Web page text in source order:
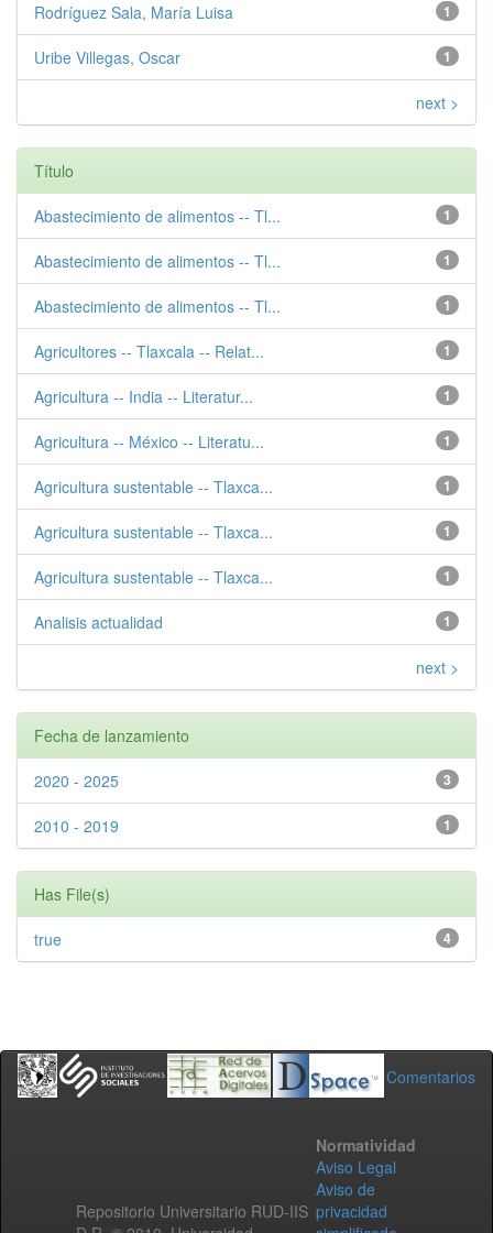
1
Rodríguez Sala, María Luisa
1
Uribe Villegas, Oscar
next >
Título
1
Abastecimiento de alimentos -- Tl...
1
Abastecimiento de alimentos -- Tl...
1
Abastecimiento de alimentos -- Tl...
1
Agricultores -- Tlaxcala -- Relat...
1
Agricultura -- India -- Literatur...
1
Agricultura -- México -- Literatu...
1
Agricultura sustentable -- Tlaxca...
1
Agricultura sustentable -- Tlaxca...
1
Agricultura sustentable -- Tlaxca...
1
Analisis actualidad
next >
Fecha de lanzamiento
3
2020 - 2025
1
2010 - 2019
Has File(s)
4
true
Comentarios
Repositorio Universitario RUD-IIS
Normatividad
Aviso Legal
Aviso de
privacidad